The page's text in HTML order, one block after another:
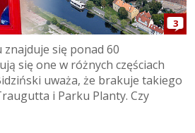
3
znajduje się ponad 60
się one w różnych częściach
uważa, że brakuje takiego
i Parku Planty. Czy